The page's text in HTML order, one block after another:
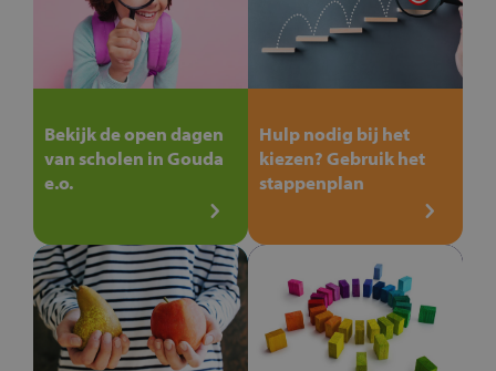
Bekijk de open dagen
van scholen in Gouda
e.o.
Hulp nodig bij het
kiezen? Gebruik het
stappenplan